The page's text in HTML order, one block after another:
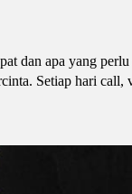
dan apa yang
Setiap hari call,